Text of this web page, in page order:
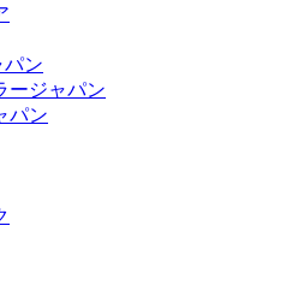
パン
ージャパン
パン